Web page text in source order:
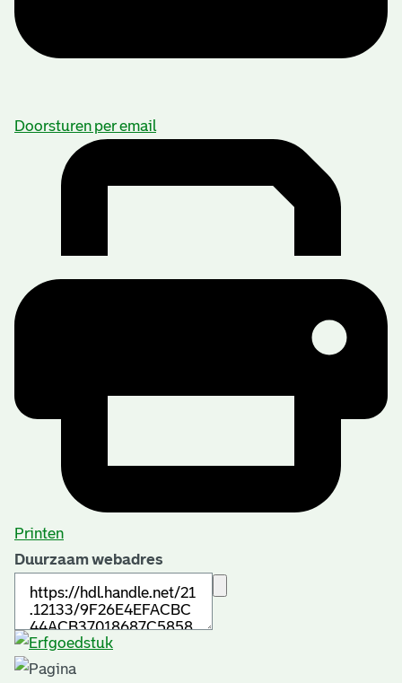
Doorsturen per email
Printen
Duurzaam webadres